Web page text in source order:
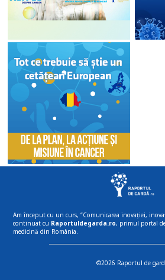
Am început cu un curs, “Comunicarea inovației,
continuat cu Raportuldegarda.ro, primul portal
medicină din România.
©2026 Raportul de